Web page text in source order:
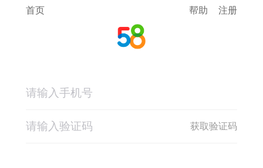
首页 帮助 注册
获取验证码